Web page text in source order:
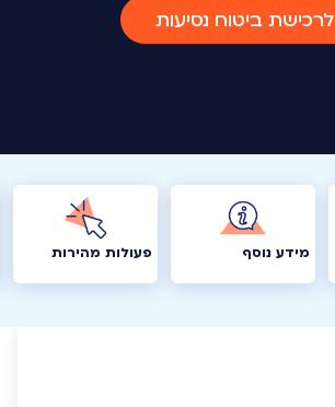
לרכישת ביטוח נסיעות
מידע נוסף פעולות מהירות